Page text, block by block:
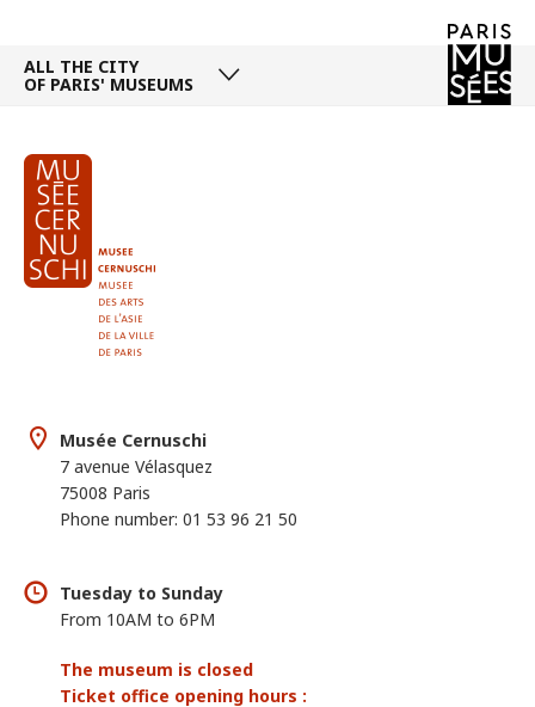
ALL THE CITY
OF PARIS' MUSEUMS
Musée Cernuschi
7 avenue Vélasquez
75008 Paris
Phone number: 01 53 96 21 50
Tuesday to Sunday
From 10AM to 6PM
The museum is closed
Ticket office opening hours :